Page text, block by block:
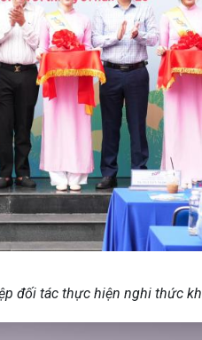
đối tác thực hiện nghi thức